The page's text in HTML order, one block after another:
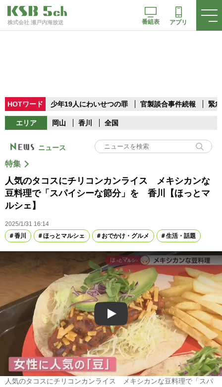
株式会社 瀬戸内海放送 番組表 アプリ
HOTワード 少年19人にわいせつの罪 官製談合事件続報 緊
エリア 岡山 香川 全国
ニュース
特集
人気のタコスにチリコンカンライス メキシカンな
豆料理で「スパイシーな節分」を 香川【ほっとマ
ルシェ】
2025/1/31 16:14
香川
ほっとマルシェ おでかけ・グルメ 生活・話題
Play
人気のタコスにチリコンカンライス メキシカンな豆料理で「スパ